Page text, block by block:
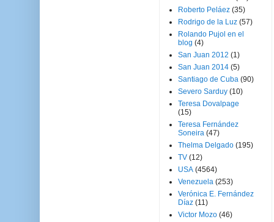
Roberto Peláez (35)
Rodrigo de la Luz (57)
Rolando Pujol en el
blog (4)
San Juan 2012 (1)
San Juan 2014 (5)
Santiago de Cuba (90)
Severo Sarduy (10)
Teresa Dovalpage
(15)
Teresa Fernández
Soneira (47)
Thelma Delgado (195)
TV (12)
USA (4564)
Venezuela (253)
Verónica E. Fernández
Díaz (11)
Victor Mozo (46)